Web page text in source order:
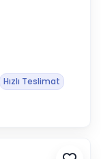
Hızlı Teslimat